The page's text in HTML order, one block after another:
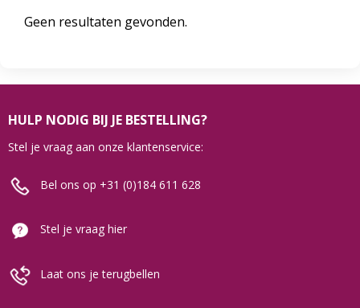
Geen resultaten gevonden.
HULP NODIG BIJ JE BESTELLING?
Stel je vraag aan onze klantenservice:
Bel ons op +31 (0)184 611 628
Stel je vraag hier
Laat ons je terugbellen